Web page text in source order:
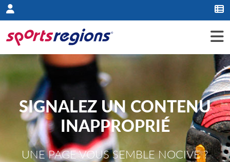
Panneau de gestion des cookies
SIGNALEZ UN CONTENU
INAPPROPRIÉ
UNE PAGE VOUS SEMBLE NOCIVE ?